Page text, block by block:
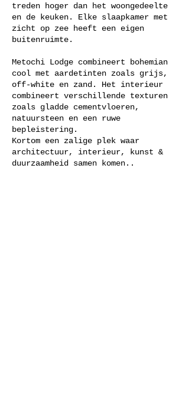
treden hoger dan het woongedeelte
en de keuken. Elke slaapkamer met
zicht op zee heeft een eigen
buitenruimte.
Metochi Lodge combineert bohemian
cool met aardetinten zoals grijs,
off-white en zand. Het interieur
combineert verschillende texturen
zoals gladde cementvloeren,
natuursteen en een ruwe
bepleistering.
Kortom een zalige plek waar
architectuur, interieur, kunst &
duurzaamheid samen komen..